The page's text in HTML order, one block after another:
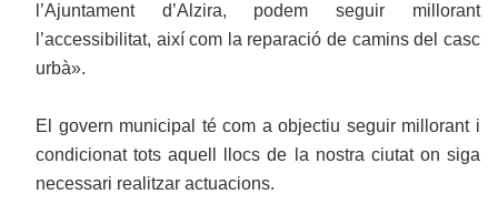
l’Ajuntament d’Alzira, podem seguir millorant
l’accessibilitat, així com la reparació de camins del casc
urbà».
El govern municipal té com a objectiu seguir millorant i
condicionat tots aquell llocs de la nostra ciutat on siga
necessari realitzar actuacions.